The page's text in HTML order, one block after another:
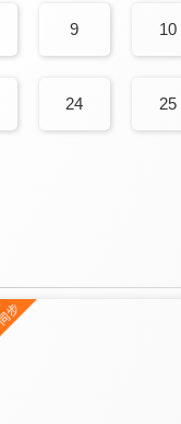
9 10
24 25